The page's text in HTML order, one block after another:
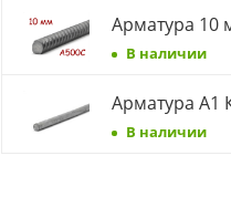
Арматура 10
В наличии
Арматура А1
В наличии